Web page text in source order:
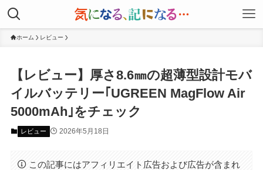
ホーム レビュー
【レビュー】厚さ8.6㎜の超薄型設計モバ
イルバッテリー｢UGREEN MagFlow Air
5000mAh｣をチェック
レビュー 2026年5月18日
この記事にはアフィリエイト広告および広告が含まれ